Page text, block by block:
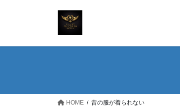
HOME 昔の服が着られない